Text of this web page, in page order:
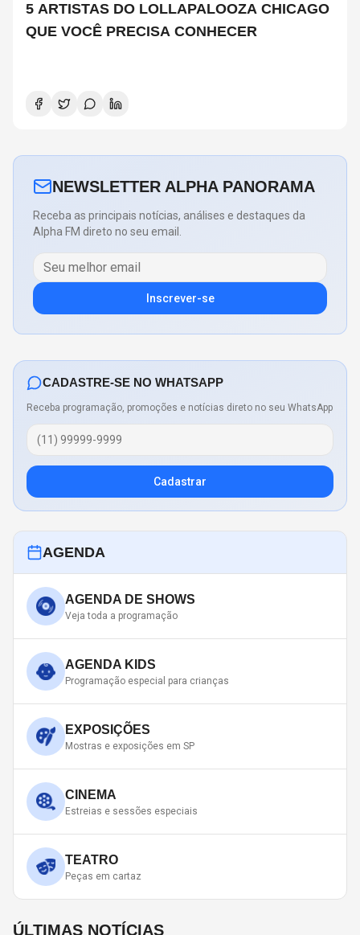
5 ARTISTAS DO LOLLAPALOOZA CHICAGO
QUE VOCÊ PRECISA CONHECER
NEWSLETTER ALPHA PANORAMA
Receba as principais notícias, análises e destaques da
Alpha FM direto no seu email.
Inscrever-se
CADASTRE-SE NO WHATSAPP
Receba programação, promoções e notícias direto no seu WhatsApp
Cadastrar
AGENDA
AGENDA DE SHOWS
Veja toda a programação
AGENDA KIDS
Programação especial para crianças
EXPOSIÇÕES
Mostras e exposições em SP
CINEMA
Estreias e sessões especiais
TEATRO
Peças em cartaz
ÚLTIMAS NOTÍCIAS